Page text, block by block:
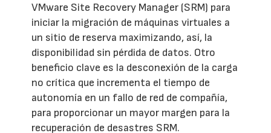
VMware Site Recovery Manager (SRM) para
iniciar la migración de máquinas virtuales a
un sitio de reserva maximizando, así, la
disponibilidad sin pérdida de datos. Otro
beneficio clave es la desconexión de la carga
no crítica que incrementa el tiempo de
autonomía en un fallo de red de compañía,
para proporcionar un mayor margen para la
recuperación de desastres SRM.